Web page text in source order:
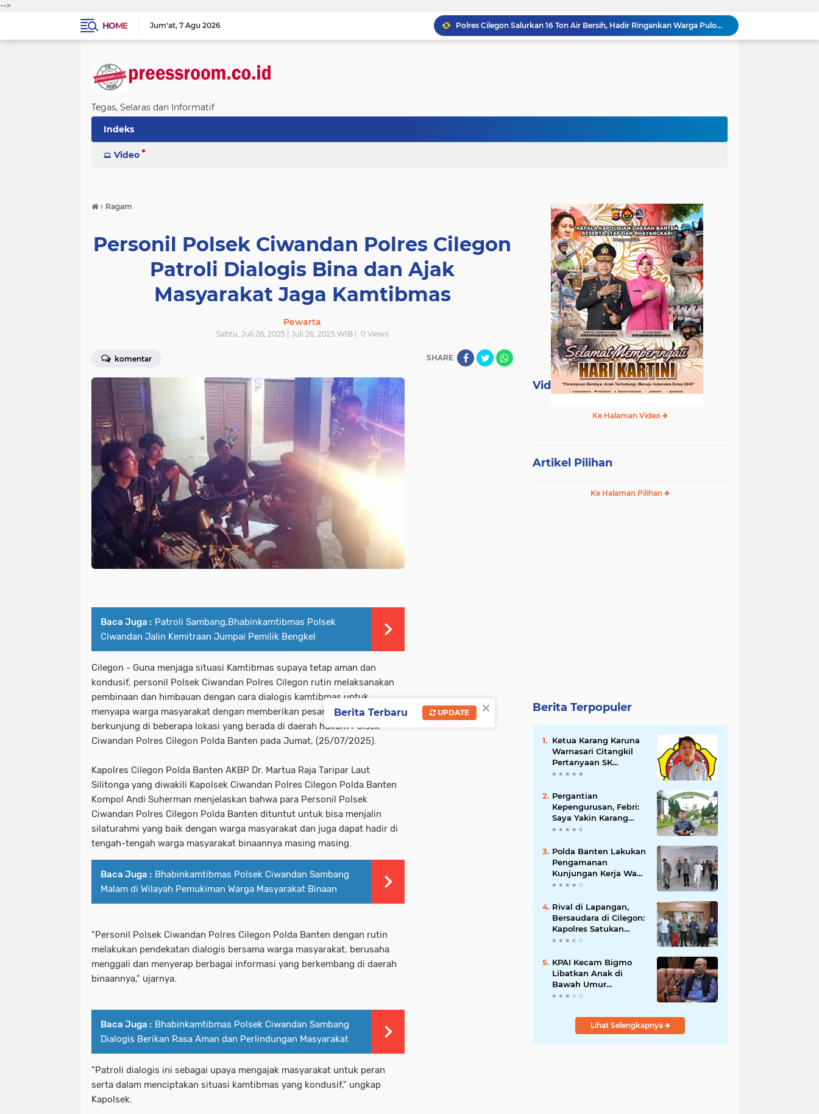
-->
HOME
Jum'at 7 Agu 2026
Polres Cilegon Salurkan 16 Ton Air Bersih, Hadir Ringankan Warga Pulomerak di Tengah Kemarau
Tegas, Selaras dan Informatif
Indeks
Video
› Ragam
Personil Polsek Ciwandan Polres Cilegon
Patroli Dialogis Bina dan Ajak
Masyarakat Jaga Kamtibmas
Pewarta
Sabtu, Juli 26, 2025 | Juli 26, 2025 WIB | 0Views
komentar SHARE
Baca Juga : Patroli Sambang,Bhabinkamtibmas Polsek
Ciwandan Jalin Kemitraan Jumpai Pemilik Bengkel
Cilegon - Guna menjaga situasi Kamtibmas supaya tetap aman dan
kondusif, personil Polsek Ciwandan Polres Cilegon rutin melaksanakan
pembinaan dan himbauan dengan cara dialogis kamtibmas untuk
menyapa warga masyarakat dengan memberikan pesan kamtibmas saat
berkunjung di beberapa lokasi yang berada di daerah hukum Polsek
Ciwandan Polres Cilegon Polda Banten pada Jumat, (25/07/2025).
Kapolres Cilegon Polda Banten AKBP Dr. Martua Raja Taripar Laut
Silitonga yang diwakili Kapolsek Ciwandan Polres Cilegon Polda Banten
Kompol Andi Suherman menjelaskan bahwa para Personil Polsek
Ciwandan Polres Cilegon Polda Banten dituntut untuk bisa menjalin
silaturahmi yang baik dengan warga masyarakat dan juga dapat hadir di
tengah-tengah warga masyarakat binaannya masing masing.
Baca Juga : Bhabinkamtibmas Polsek Ciwandan Sambang
Malam di Wilayah Pemukiman Warga Masyarakat Binaan
"Personil Polsek Ciwandan Polres Cilegon Polda Banten dengan rutin
melakukan pendekatan dialogis bersama warga masyarakat, berusaha
menggali dan menyerap berbagai informasi yang berkembang di daerah
binaannya," ujarnya.
Baca Juga : Bhabinkamtibmas Polsek Ciwandan Sambang
Dialogis Berikan Rasa Aman dan Perlindungan Masyarakat
"Patroli dialogis ini sebagai upaya mengajak masyarakat untuk peran
serta dalam menciptakan situasi kamtibmas yang kondusif," ungkap
Kapolsek.
Video Terpopuler
Ke Halaman Video
Artikel Pilihan
Ke Halaman Pilihan
Berita Terpopuler
Ketua Karang Karuna
Warnasari Citangkil
Pertanyaan SK
Karetaker dan Urgensi
Berduka
Pergantian
Kepengurusan, Febri:
Saya Yakin Karang
Taruna Wanakarsa
Kepemimpinan Bung
Entus Jauh Membawa
Manfaat
Polda Banten Lakukan
Pengamanan
Kunjungan Kerja Wakil
Presiden RI
Rival di Lapangan,
Bersaudara di Cilegon:
Kapolres Satukan
Viking dan Jak Mania
Piala Presiden 2026
KPAI Kecam Bigmo
Libatkan Anak di
Bawah Umur
Promosikan Liquid
Bertindak Tegas
Lihat Selengkapnya
×
Berita Terbaru UPDATE